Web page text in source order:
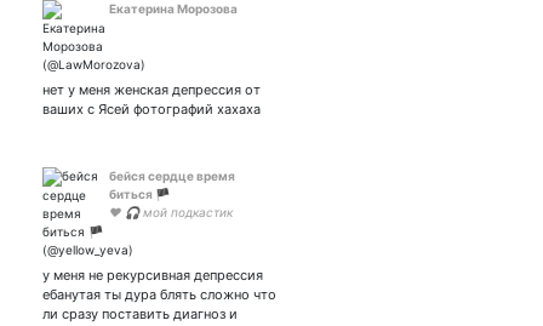
Екатерина Морозова
нет у меня женская депрессия от
ваших с Ясей фотографий хахаха
бейся сердце время
биться 🏴
♥️ 🎧 мой подкастик
у меня не рекурсивная депрессия
ебанутая ты дура блять сложно что
ли сразу поставить диагноз и